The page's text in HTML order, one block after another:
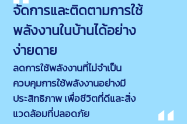
จัดการและติดตามการใช้
พลังงานในบ้านได้อย่าง
ง่ายดาย
ลดการใช้พลังงานที่ไม่จำเป็น
ควบคุมการใช้พลังงานอย่างมี
ประสิทธิภาพ เพื่อชีวิตที่ดีและสิ่ง
แวดล้อมที่ปลอดภัย